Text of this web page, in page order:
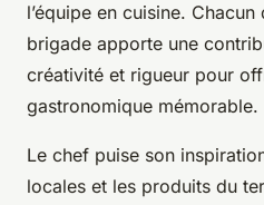
l’équipe en cuisine.
brigade apporte une
créativité et rigueur pour
gastronomique mémorable.
Le chef puise son
locales et les produits du